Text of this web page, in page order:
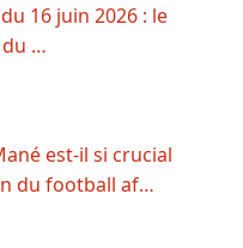
16 juin 2026 : le
du …
est-il si crucial
du football af…